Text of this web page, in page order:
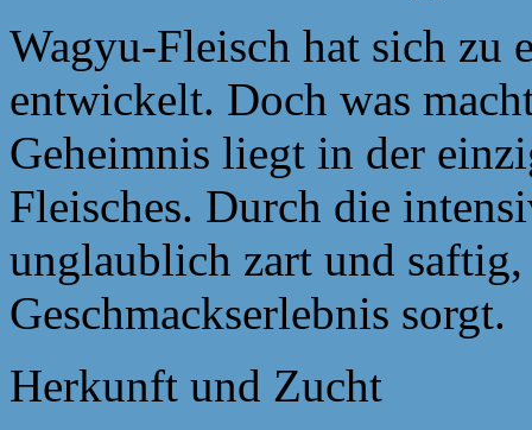
Wagyu-Fleisch hat sich zu
entwickelt. Doch was
Geheimnis liegt in der
Fleisches. Durch die
unglaublich zart und
Geschmackserlebnis sorgt.
Herkunft und Zucht